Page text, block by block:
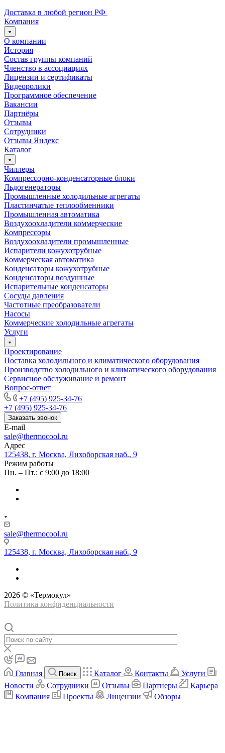
Доставка в любой регион РФ
Компания
О компании
История
Состав группы компаний
Членство в ассоциациях
Лицензии и сертификаты
Видеоролики
Программное обеспечение
Вакансии
Партнёры
Отзывы
Сотрудники
Отзывы Яндекс
Каталог
Чиллеры
Компрессорно-конденсаторные блоки
Льдогенераторы
Промышленные холодильные агрегаты
Пластинчатые теплообменники
Промышленная автоматика
Воздухоохладители коммерческие
Компрессоры
Воздухоохладители промышленные
Испарители кожухотрубные
Коммерческая автоматика
Конденсаторы кожухотрубные
Конденсаторы воздушные
Испарительные конденсаторы
Сосуды давления
Частотные преобразователи
Насосы
Коммерческие холодильные агрегаты
Услуги
Проектирование
Поставка холодильного и климатического оборудования
Производство холодильного и климатического оборудования
Сервисное обслуживание и ремонт
Вопрос-ответ
+7 (495) 925-34-76
+7 (495) 925-34-76
Заказать звонок
E-mail
sale@thermocool.ru
Адрес
125438, г. Москва, Лихоборская наб., 9
Режим работы
Пн. – Пт.: с 9:00 до 18:00
sale@thermocool.ru
125438, г. Москва, Лихоборская наб., 9
2026 © «Термокул»
Политика конфиденциальности
Главная Поиск Каталог Контакты
Услуги
Новости
Сотрудники Отзывы Партнеры
Карьера
Компания
Проекты Лицензии Обзоры